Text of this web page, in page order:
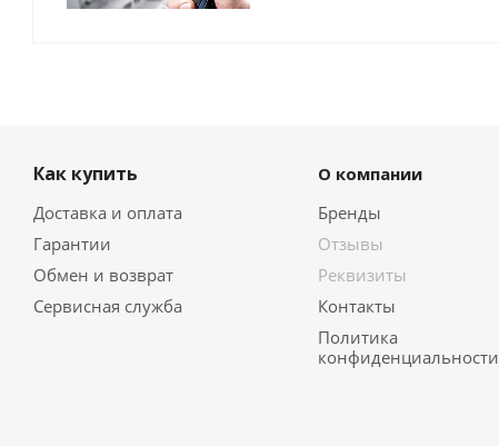
Как купить
Доставка и оплата
Гарантии
Обмен и возврат
Сервисная служба
О компании
Бренды
Отзывы
Реквизиты
Контакты
Политика
конфиденциальности